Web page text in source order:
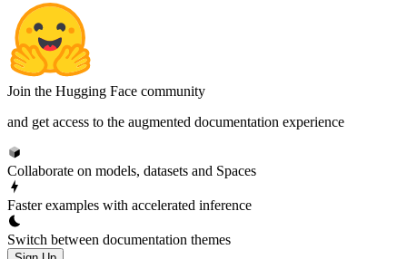
Join the Hugging Face community
and get access to the augmented documentation experience
Collaborate on models, datasets and Spaces
Faster examples with accelerated inference
Switch between documentation themes